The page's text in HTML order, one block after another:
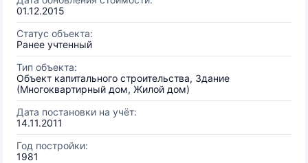
01.12.2015
Статус объекта:
Ранее учтенный
Тип объекта:
Объект капитального строительства, Здание
(Многоквартирный дом, Жилой дом)
Дата постановки на учёт:
14.11.2011
Год постройки:
1981